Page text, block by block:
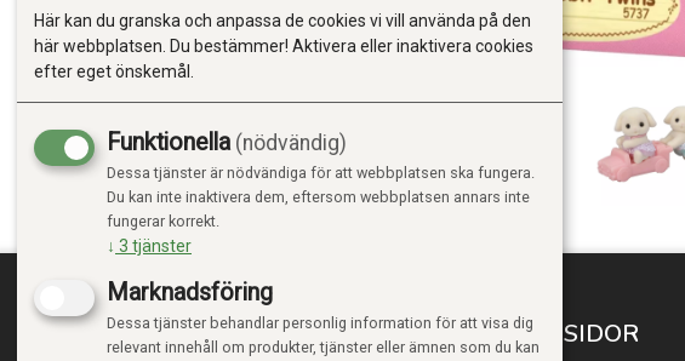
TRENDTOYS.SE MINA SIDOR
Här kan du granska och anpassa de cookies vi vill använda på den
här webbplatsen. Du bestämmer! Aktivera eller inaktivera cookies
efter eget önskemål.
Funktionella (nödvändig)
Dessa tjänster är nödvändiga för att webbplatsen ska fungera.
Du kan inte inaktivera dem, eftersom webbplatsen annars inte
fungerar korrekt.
↓ 3 tjänster
Marknadsföring
Dessa tjänster behandlar personlig information för att visa dig
relevant innehåll om produkter, tjänster eller ämnen som du kan